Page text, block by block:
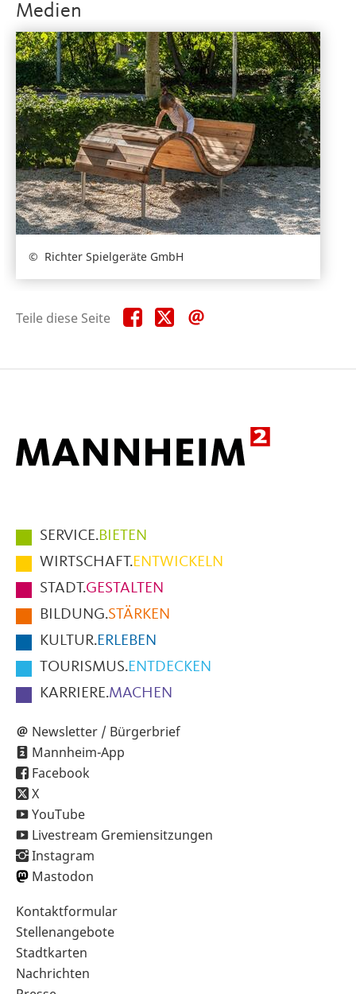
Medien
Richter Spielgeräte GmbH
Teile diese Seite Teile
diese
Teile
diese
Hauptmenüpunkte
im
Fußbereich
der
Seite
SERVICE.BIETEN
WIRTSCHAFT.ENTWICKELN
STADT.GESTALTEN
BILDUNG.STÄRKEN
KULTUR.ERLEBEN
TOURISMUS.ENTDECKEN
KARRIERE.MACHEN
Newsletter / Bürgerbrief
Mannheim-App
Facebook
X
YouTube
Livestream Gremiensitzungen
Instagram
Mastodon
Sekundärnavigation
im
Fußbereich
Kontaktformular
Stellenangebote
Stadtkarten
Nachrichten